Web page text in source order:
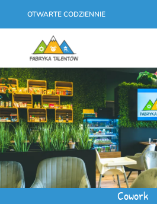
OTWARTE CODZIENNIE
Cowork